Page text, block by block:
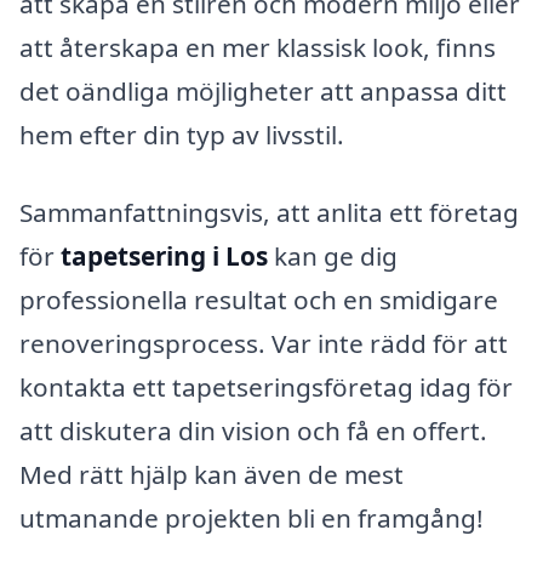
att återskapa en mer klassisk look, finns
det oändliga möjligheter att anpassa ditt
hem efter din typ av livsstil.
Sammanfattningsvis, att anlita ett företag
förtapetsering i Los kan ge dig
professionella resultat och en smidigare
renoveringsprocess. Var inte rädd för att
kontakta ett tapetseringsföretag idag för
att diskutera din vision och få en offert.
Med rätt hjälp kan även de mest
utmanande projekten bli en framgång!